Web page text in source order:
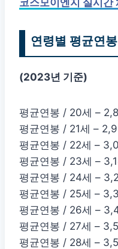
연령별 평균연봉
(2023년 기준)
평균연봉 / 20세 –
평균연봉 / 21세 –
평균연봉 / 22세 –
평균연봉 / 23세 –
평균연봉 / 24세 –
평균연봉 / 25세 –
평균연봉 / 26세 –
평균연봉 / 27세 –
평균연봉 / 28세 –